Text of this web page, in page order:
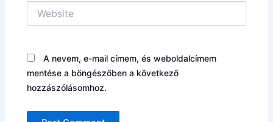
A nevem, e-mail címem, és weboldalcímem
mentése a böngészőben a következő
hozzászólásomhoz.